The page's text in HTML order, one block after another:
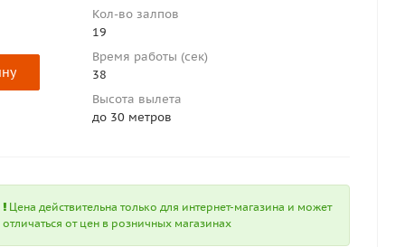
Кол-во залпов
19
Время работы (сек)
38
Высота вылета
до 30 метров
Цена действительна только для интернет-магазина и может
отличаться от цен в розничных магазинах